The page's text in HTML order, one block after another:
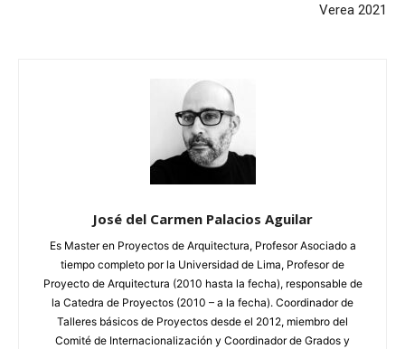
Verea 2021
José del Carmen Palacios Aguilar
Es Master en Proyectos de Arquitectura, Profesor Asociado a
tiempo completo por la Universidad de Lima, Profesor de
Proyecto de Arquitectura (2010 hasta la fecha), responsable de
la Catedra de Proyectos (2010 – a la fecha). Coordinador de
Talleres básicos de Proyectos desde el 2012, miembro del
Comité de Internacionalización y Coordinador de Grados y